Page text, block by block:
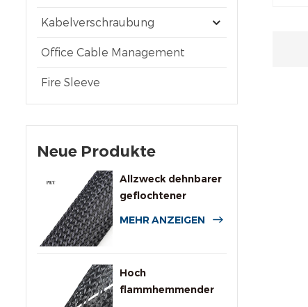
Kabelverschraubung
Office Cable Management
Fire Sleeve
Neue Produkte
Allzweck dehnbarer
geflochtener
MEHR ANZEIGEN
Hoch
flammhemmender